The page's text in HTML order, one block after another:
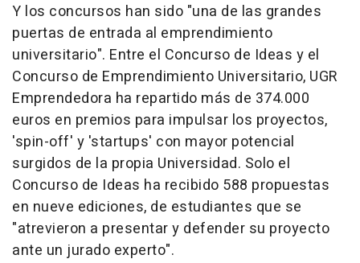
Y los concursos han sido "una de las grandes
puertas de entrada al emprendimiento
universitario". Entre el Concurso de Ideas y el
Concurso de Emprendimiento Universitario, UGR
Emprendedora ha repartido más de 374.000
euros en premios para impulsar los proyectos,
'spin-off' y 'startups' con mayor potencial
surgidos de la propia Universidad. Solo el
Concurso de Ideas ha recibido 588 propuestas
en nueve ediciones, de estudiantes que se
"atrevieron a presentar y defender su proyecto
ante un jurado experto".